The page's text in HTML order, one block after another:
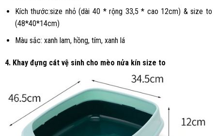
Kích thước:size nhỏ (dài 40 * rộng 33,5 * cao 12cm) & size to
(48*40*14cm)
Màu sắc: xanh lam, hồng, tím, xanh lá
4. Khay đựng cát vệ sinh cho mèo nửa kín size to